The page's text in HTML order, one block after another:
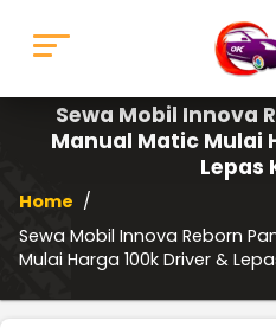
Sewa Mobil Innova
Manual Matic Mulai
Lepas
Home /
Sewa Mobil Innova Reborn
Mulai Harga 100k Driver &